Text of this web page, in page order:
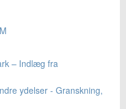
– Indlæg fra
ydelser - Granskning,